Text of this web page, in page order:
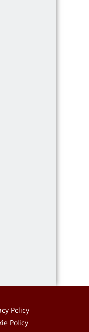
Policy
Policy